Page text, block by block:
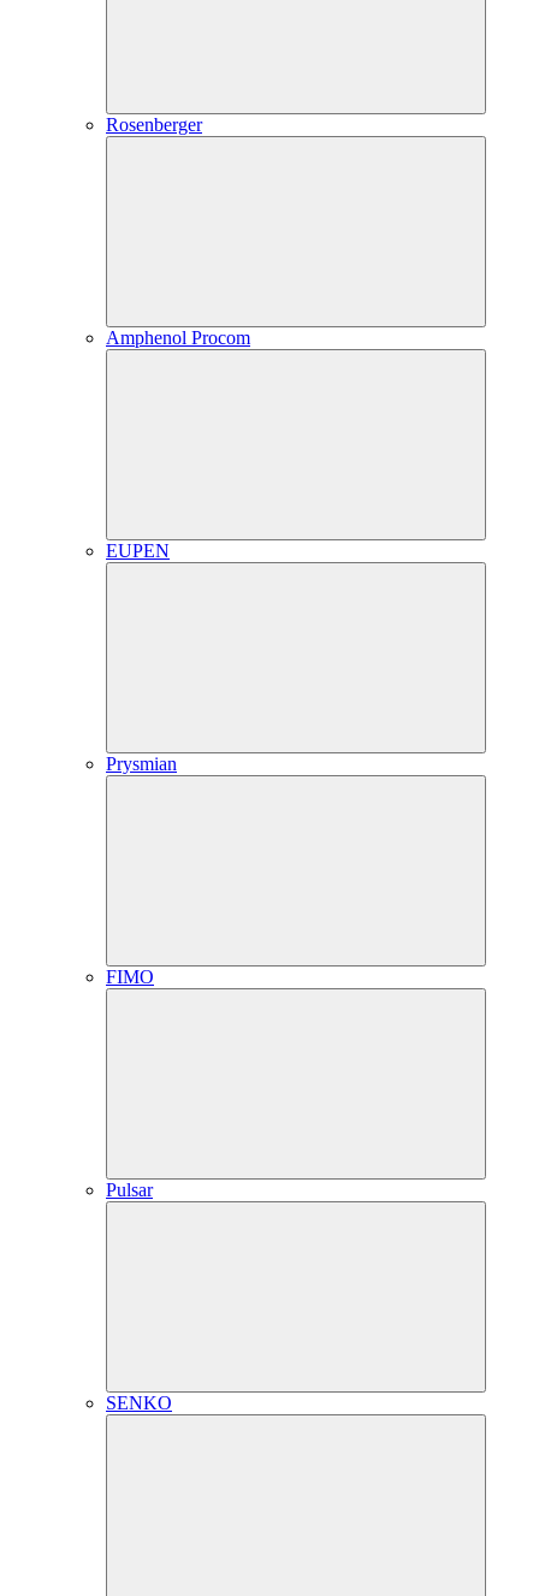
Rosenberger
Amphenol Procom
EUPEN
Prysmian
FIMO
Pulsar
SENKO